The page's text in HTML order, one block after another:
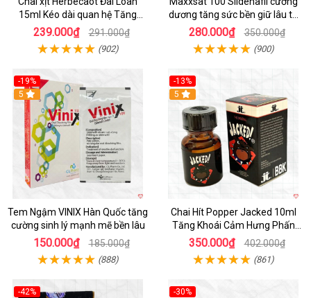
15ml Kéo dài quan hệ Tăng
hưng phấn nhanh
239.000₫ 291.000₫
(902)
dương tăng sức bền giữ lâu tự
tin phái mạnh
280.000₫ 350.000₫
(900)
-19%
5
Tem Ngậm VINIX Hàn Quốc tăng
cường sinh lý mạnh mẽ bền lâu
150.000₫ 185.000₫
(888)
-13%
5
Chai Hít Popper Jacked 10ml
Tăng Khoái Cảm Hưng Phấn
Mạnh
350.000₫ 402.000₫
(861)
-42%
-30%